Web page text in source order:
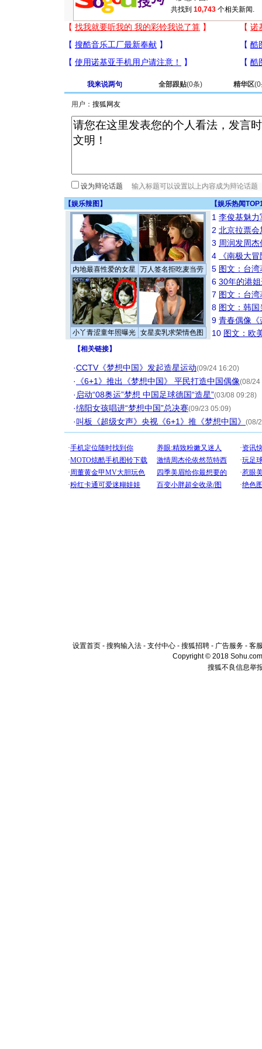
共找到 10,743 个相关新闻.
我来说两句 全部跟贴(0条) 精华区(0
用户：
设为辩论话题
【娱乐辣图 】 【娱乐热闻
内地最喜性爱的女星 万人签名拒吃麦当劳
小丫青涩童年照曝光 女星卖乳求荣情色图
1 李俊基魅力
2 北京拉票
3 周润发周
4
《南极大
5 图文：台
6 30年的港
7 图文：台
8 图文：韩
9 青春偶像《
10 图文：欧
【相关链接】
·CCTV《梦想中国》发起造星运动(09/24 16:20)
· 《6+1》推出《梦想中国》 平民打造中国偶像(08/24
· 启动“08奥运”梦想 中国足球德国“造星”(03/08 09:28)
·绵阳女孩唱进“梦想中国”总决赛(09/23 05:09)
·叫板《超级女声》央视《6+1》推《梦想中国》 (08/
设置首页 - 搜狗输入法 - 支付中心 - 搜狐招聘 - 广告服务 - 客
Copyright © 2018
搜狐不良信息举